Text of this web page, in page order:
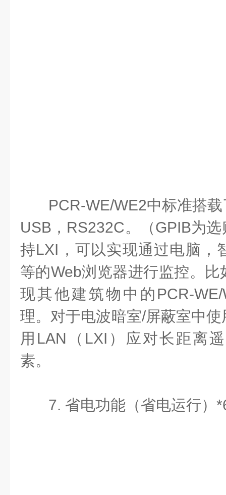
PCR-WE/WE2中标准搭
USB，RS232C。（GPIB为
持LXI，可以实现通过电脑，
等的Web浏览器进行监控。
现其他建筑物中的PCR-
理。对于电波暗室/屏蔽室中
用LAN（LXI）应对长距离
素。
7. 省电功能（省电运行）